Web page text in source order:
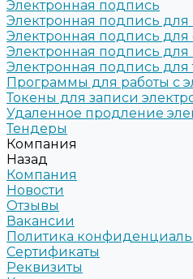
Электронная подпись
Электронная подпись
Электронная подпись
Электронная подпись для
Электронная подпись для
Программы для работы с
Токены для записи
Удаленное продление
Тендеры
Компания
Назад
Компания
Новости
Отзывы
Вакансии
Политика
Сертификаты
Реквизиты